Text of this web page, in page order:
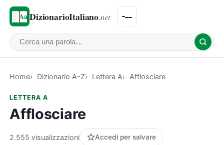
DizionarioItaliano.net
Cerca una parola
Home Dizionario A-Z Lettera A Afflosciare
LETTERA A
Afflosciare
2.555 visualizzazioni Accedi per salvare